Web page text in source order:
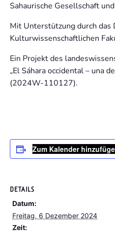
Sahaurische Gesellschaft
Mit Unterstützung durch das
Kulturwissenschaftlichen
Ein Projekt des
„El Sáhara occidental – una
(2024W-110127).
Zum Kalender
DETAILS
Datum:
Freitag, 6 Dezember 2024
Zeit: